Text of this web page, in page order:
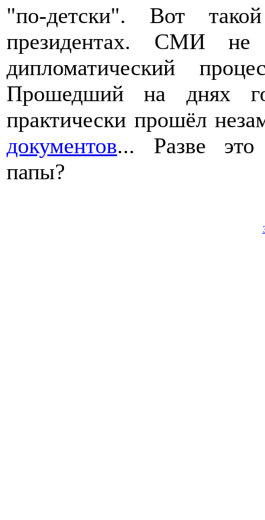
"по-детски". Вот
президентах. СМИ не
дипломатический
Прошедший на днях
практически прошёл
документов... Разве это
папы?